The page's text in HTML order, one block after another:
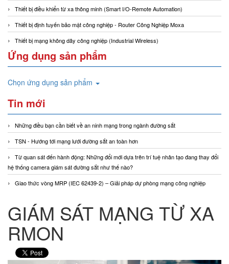
Thiết bị điều khiển từ xa thông minh (Smart I/O-Remote Automation)
Thiết bị định tuyến bảo mật công nghiệp - Router Công Nghiệp Moxa
Thiết bị mạng không dây công nghiệp (Industrial Wireless)
Ứng dụng sản phẩm
Chọn ứng dụng sản phẩm
Tin mới
Những điều bạn cần biết về an ninh mạng trong ngành đường sắt
TSN - Hướng tới mạng lưới đường sắt an toàn hơn
Từ quan sát đến hành động: Những đổi mới dựa trên trí tuệ nhân tạo đang thay đổi
hệ thống camera giám sát đường sắt như thế nào?
Giao thức vòng MRP (IEC 62439-2) – Giải pháp dự phòng mạng công nghiệp
GIÁM SÁT MẠNG TỪ XA
RMON